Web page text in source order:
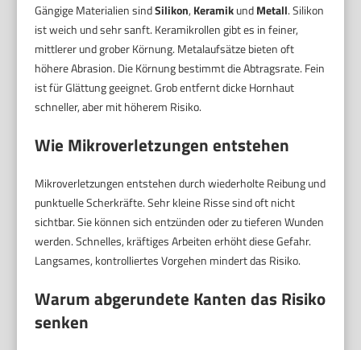
Gängige Materialien sindSilikon, KeramikundMetall. Silikon
ist weich und sehr sanft. Keramikrollen gibt es in feiner,
mittlerer und grober Körnung. Metalaufsätze bieten oft
höhere Abrasion. Die Körnung bestimmt die Abtragsrate. Fein
ist für Glättung geeignet. Grob entfernt dicke Hornhaut
schneller, aber mit höherem Risiko.
Wie Mikroverletzungen entstehen
Mikroverletzungen entstehen durch wiederholte Reibung und
punktuelle Scherkräfte. Sehr kleine Risse sind oft nicht
sichtbar. Sie können sich entzünden oder zu tieferen Wunden
werden. Schnelles, kräftiges Arbeiten erhöht diese Gefahr.
Langsames, kontrolliertes Vorgehen mindert das Risiko.
Warum abgerundete Kanten das Risiko
senken